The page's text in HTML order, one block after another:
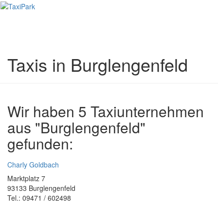
Taxis in Burglengenfeld
Wir haben 5 Taxiunternehmen
aus "Burglengenfeld"
gefunden:
Charly Goldbach
Marktplatz 7
93133 Burglengenfeld
Tel.: 09471 / 602498